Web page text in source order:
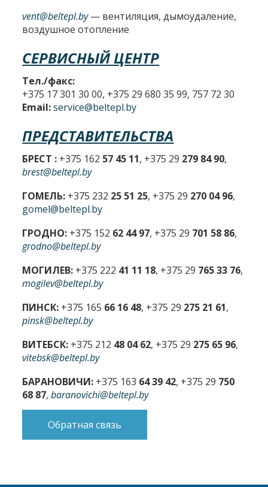
vent@beltepl.by— вентиляция, дымоудаление,
воздушное отопление
СЕРВИСНЫЙ ЦЕНТР
Тел./факс:
+375 17 301 30 00, +375 29 680 35 99, 757 72 30
Email: service@beltepl.by
ПРЕДСТАВИТЕЛЬСТВА
БРЕСТ : +375 162 57 45 11, +375 29 279 84 90,
brest@beltepl.by
ГОМЕЛЬ: +375 232 25 51 25, +375 29 270 04 96,
gomel@beltepl.by
ГРОДНО: +375 152 62 44 97, +375 29 701 58 86,
grodno@beltepl.by
МОГИЛЕВ: +375 222 41 11 18, +375 29 765 33 76,
mogilev@beltepl.by
ПИНСК: +375 165 66 16 48, +375 29 275 21 61,
pinsk@beltepl.by
ВИТЕБСК: +375 212 48 04 62, +375 29 275 65 96,
vitebsk@beltepl.by
БАРАНОВИЧИ: +375 163 64 39 42, +375 29 750
68 87,baranovichi@beltepl.by
Обратная связь